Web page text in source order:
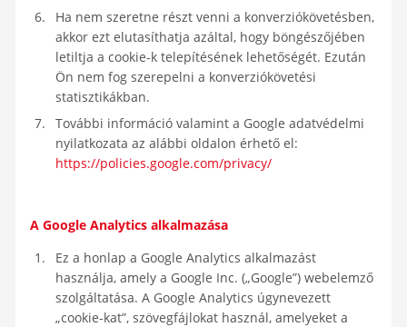
Ha nem szeretne részt venni a konverziókövetésben,
akkor ezt elutasíthatja azáltal, hogy böngészőjében
letiltja a cookie-k telepítésének lehetőségét. Ezután
Ön nem fog szerepelni a konverziókövetési
statisztikákban.
További információ valamint a Google adatvédelmi
nyilatkozata az alábbi oldalon érhető el:
https://policies.google.com/privacy/
A Google Analytics alkalmazása
Ez a honlap a Google Analytics alkalmazást
használja, amely a Google Inc. („Google”) webelemző
szolgáltatása. A Google Analytics úgynevezett
„cookie-kat”, szövegfájlokat használ, amelyeket a